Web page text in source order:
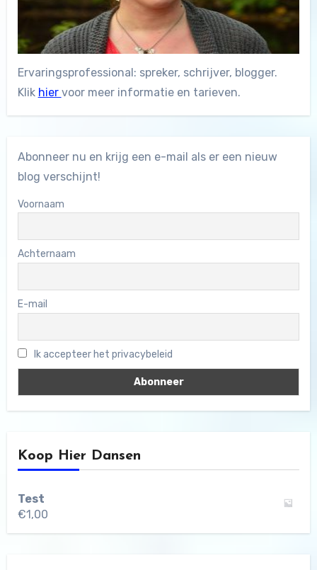
Ervaringsprofessional: spreker, schrijver, blogger.
Klik hier voor meer informatie en tarieven.
Abonneer nu en krijg een e-mail als er een nieuw
blog verschijnt!
Voornaam
Achternaam
E-mail
Ik accepteer het privacybeleid
Koop Hier Dansen
Test
€1,00